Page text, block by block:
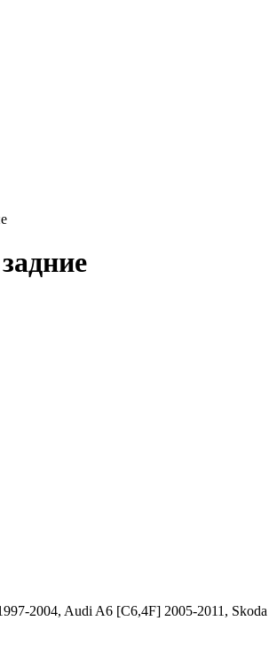
2004, Audi A6 [C6,4F] 2005-2011,